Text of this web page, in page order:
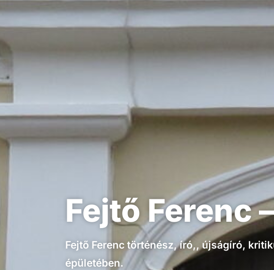
Fejtő Ferenc
Fejtő Ferenc történész, író,, újságíró,
épületében.